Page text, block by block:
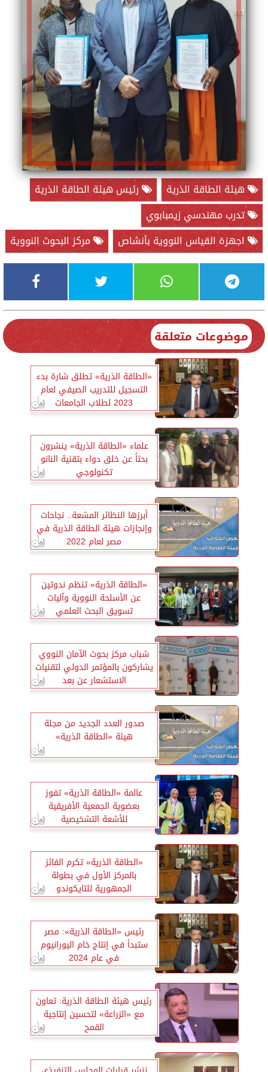
هيئة الطاقة الذرية
رئيس هيئة الطاقة الذرية
تدرب مهندسي زيمبابوي
اجهزة القياس النووية بأنشاص
مركز البحوث النووية
موضوعات متعلقة
«الطاقة الذرية» تطلق شارة بدء
التسجيل للتدريب الصيفي لعام
2023 لطلاب الجامعات
علماء «الطاقة الذرية» ينشرون
بحثاً عن خلق دواء بتقنية النانو
تكنولوجي
أبرزها النظائر المشعة.. نجاحات
وإنجازات هيئة الطاقة الذرية في
مصر لعام 2022
«الطاقة الذرية» تنظم ندوتين
عن الأسلحة النووية وآليات
تسويق البحث العلمي
شباب مركز بحوث الآمان النووي
يشاركون بالمؤتمر الدولي لتقنيات
الاستشعار عن بعد
صدور العدد الجديد من مجلة
هيئة «الطاقة الذرية»
عالمة «الطاقة الذرية» تفوز
بعضوية الجمعية الأفريقية
للأشعة التشخيصية
«الطاقة الذرية» تكرم الفائز
بالمركز الأول في بطولة
الجمهورية للتايكوندو
رئيس «الطاقة الذرية»: مصر
ستبدأ في إنتاج خام اليورانيوم
في عام 2024
رئيس هيئة الطاقة الذرية: تعاون
مع «الزراعة» لتحسين إنتاجية
القمح